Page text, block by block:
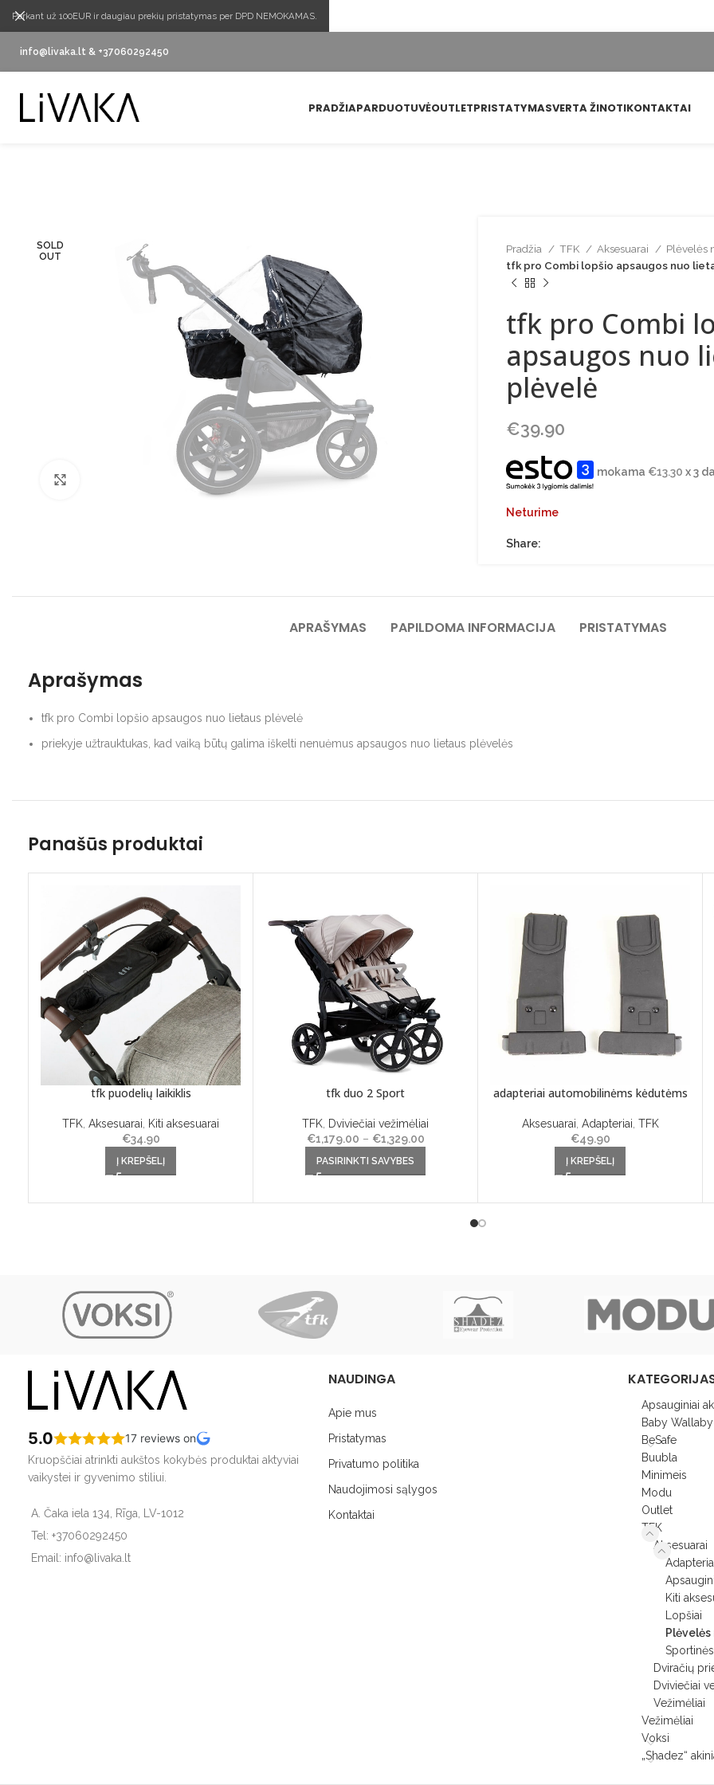
info@livaka.lt & +37060292450
PRADŽIAPARDUOTUVĖOUTLETPRISTATYMASVERTA ŽINOTIKONTAKTAI
SOLD
OUT
Spustelėkite norėdami padidinti
Pradžia TFK Aksesuarai
Plėvelės
tfk pro Combi lopšio apsaugos nuo
tfk pro Combi
apsaugos nuo
plėvelė
€39.90
mokama €13.30 x 3
Neturime
Share:
APRAŠYMAS PAPILDOMA INFORMACIJA PRISTATYMAS
Aprašymas
tfk pro Combi lopšio apsaugos nuo lietaus plėvelė
priekyje užtrauktukas, kad vaiką būtų galima iškelti nenuėmus apsaugos nuo lietaus plėvelės
Panašūs produktai
tfk puodelių laikiklis
TFK Aksesuarai
Kiti aksesuarai
€34.90
Į KREPŠELĮ
tfk duo 2 Sport
TFK Dviviečiai vežimėliai
€1,179.00 – €1,329.00
PASIRINKTI SAVYBES
adapteriai automobilinėms kėdutėms
Aksesuarai Adapteriai TFK
€49.90
Į KREPŠELĮ
5.0 17 reviews on
Kruopščiai atrinkti aukštos kokybės produktai aktyviai
vaikystei ir gyvenimo stiliui.
A. Čaka iela 134, Rīga, LV-1012
Tel: +37060292450
Email: info@livaka.lt
NAUDINGA
Apie mus
Pristatymas
Privatumo politika
Naudojimosi sąlygos
Kontaktai
Apsauginiai
Baby Wallaby
BeSafe
Buubla
Minimeis
Modu
Outlet
TFK
Aksesuarai
Kiti
Lopšiai
Dviračių
Dviviečiai
Vežimėliai
Vežimėliai
Voksi
„Shadez“
Perkant už 100EUR ir daugiau prekių pristatymas per DPD NEMOKAMAS.